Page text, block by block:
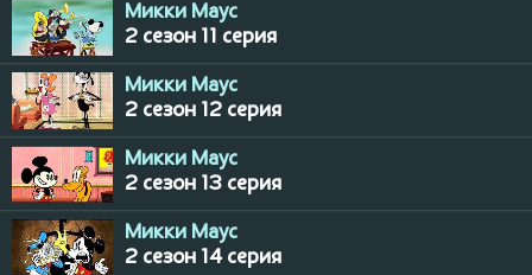
Микки Маус
2 сезон 11 серия
Микки Маус
2 сезон 12 серия
Микки Маус
2 сезон 13 серия
Микки Маус
2 сезон 14 серия